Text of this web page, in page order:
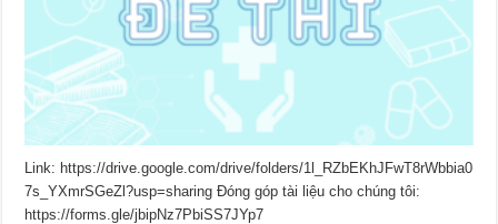
Link: https://drive.google.com/drive/folders/1l_RZbEKhJFwT8rWbbia0
7s_YXmrSGeZl?usp=sharing Đóng góp tài liệu cho chúng tôi:
https://forms.gle/jbipNz7PbiSS7JYp7